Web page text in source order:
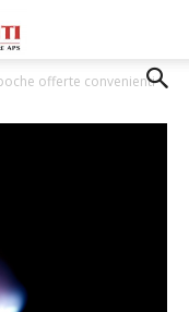
offerte convenienti